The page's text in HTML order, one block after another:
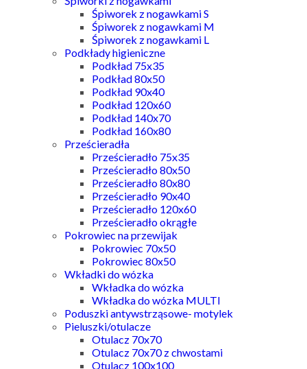
Śpiworek z nogawkami S
Śpiworek z nogawkami M
Śpiworek z nogawkami L
Podkłady higieniczne
Podkład 75x35
Podkład 80x50
Podkład 90x40
Podkład 120x60
Podkład 140x70
Podkład 160x80
Prześcieradła
Prześcieradło 75x35
Prześcieradło 80x50
Prześcieradło 80x80
Prześcieradło 90x40
Prześcieradło 120x60
Prześcieradło okrągłe
Pokrowiec na przewijak
Pokrowiec 70x50
Pokrowiec 80x50
Wkładki do wózka
Wkładka do wózka
Wkładka do wózka MULTI
Poduszki antywstrząsowe- motylek
Pieluszki/otulacze
Otulacz 70x70
Otulacz 70x70 z chwostami
Otulacz 100x100